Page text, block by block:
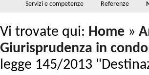
Servizi e competenze Referenze
Vi trovate qui: Home »
Giurisprudenza in
legge 145/2013